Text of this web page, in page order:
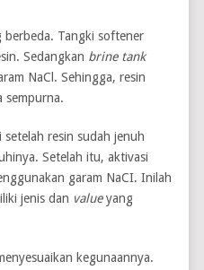
berbeda. Tangki softener
Sedangkan brine tank
NaCl. Sehingga, resin
sempurna.
resin sudah jenuh
Setelah itu, aktivasi
garam NaCI. Inilah
jenis dan valueyang
kegunaannya.